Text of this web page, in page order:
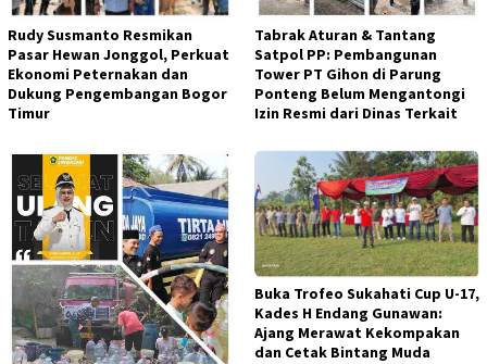
Rudy Susmanto Resmikan
Pasar Hewan Jonggol, Perkuat
Ekonomi Peternakan dan
Dukung Pengembangan Bogor
Timur
Tabrak Aturan & Tantang
Satpol PP: Pembangunan
Tower PT Gihon di Parung
Ponteng Belum Mengantongi
Izin Resmi dari Dinas Terkait
Buka Trofeo Sukahati Cup U-17,
Kades H Endang Gunawan:
Ajang Merawat Kekompakan
dan Cetak Bintang Muda